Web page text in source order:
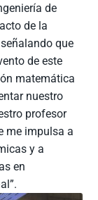
de
de la
que
de este
matemática
nuestro
profesor
me impulsa a
y a
en